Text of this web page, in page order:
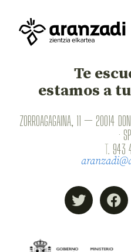
Te
estamos a
ZORROAGAGAINA, 11 — 20014
·
T. 943